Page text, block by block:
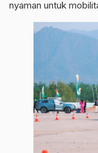
nyaman untuk